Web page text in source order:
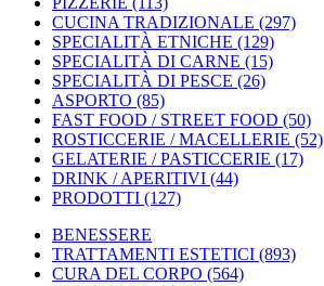
CUCINA TRADIZIONALE (297)
SPECIALITÀ ETNICHE (129)
SPECIALITÀ DI CARNE (15)
SPECIALITÀ DI PESCE (26)
ASPORTO (85)
FAST FOOD / STREET FOOD (50)
ROSTICCERIE / MACELLERIE (52)
GELATERIE / PASTICCERIE (17)
DRINK / APERITIVI (44)
PRODOTTI (127)
BENESSERE
TRATTAMENTI ESTETICI (893)
CURA DEL CORPO (564)